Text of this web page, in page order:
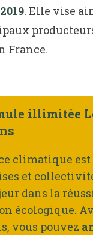
. Elle vise
France.
illimitée
climatique est
et
dans la
écologique.
vous pouvez